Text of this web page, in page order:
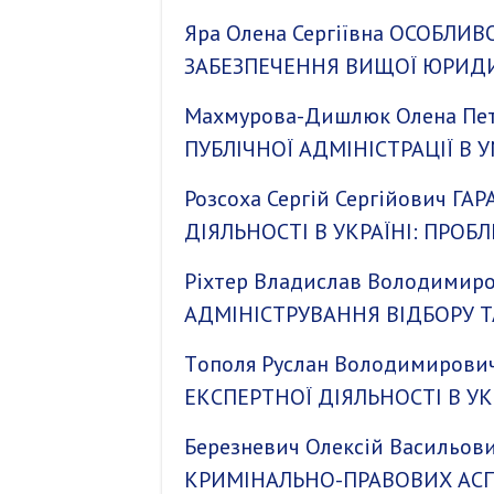
Яра Олена Сергіївна
ЗАБЕЗПЕЧЕННЯ ВИЩОЇ
Махмурова-Дишлюк Олена
ПУБЛІЧНОЇ АДМІНІСТРАЦІЇ
Розсоха Сергій Сергійович
ДІЯЛЬНОСТІ В УКРАЇНІ:
Ріхтер Владислав
АДМІНІСТРУВАННЯ ВІДБОРУ
Тoпoля Руслaн
ЕКСПЕРТНОЇ ДІЯЛЬНОСТІ В
Березневич Олексій
КРИМІНАЛЬНО-ПРАВОВИХ